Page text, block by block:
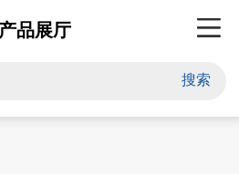
产品展厅
搜索